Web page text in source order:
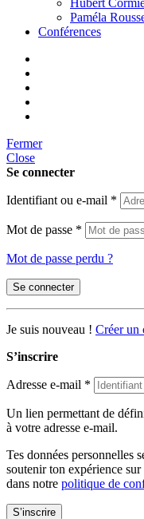
Hubert
Paméla
Conférences
Fermer
Close
Se connecter
Identifiant ou e-mail *
Mot de passe *
Mot de passe perdu ?
Se connecter
Je suis nouveau ! Créer un
S’inscrire
Adresse e-mail *
Un lien permettant de
à votre adresse e-mail.
Tes données personnelles
soutenir ton expérience
dans notre politique de
S’inscrire